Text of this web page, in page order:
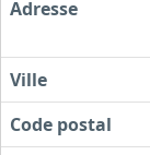
Adresse
Ville
Code postal